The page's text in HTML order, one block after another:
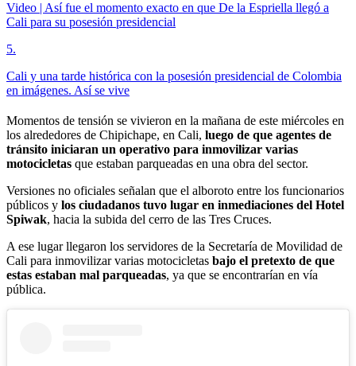
Video | Así fue el momento exacto en que De la Espriella llegó a
Cali para su posesión presidencial
5.
Cali y una tarde histórica con la posesión presidencial de Colombia
en imágenes. Así se vive
Momentos de tensión se vivieron en la mañana de este miércoles en
los alrededores de Chipichape, en Cali, luego de que agentes de
tránsito iniciaran un operativo para inmovilizar varias
motocicletas que estaban parqueadas en una obra del sector.
Versiones no oficiales señalan que el alboroto entre los funcionarios
públicos y los ciudadanos tuvo lugar en inmediaciones del Hotel
Spiwak, hacia la subida del cerro de las Tres Cruces.
A ese lugar llegaron los servidores de la Secretaría de Movilidad de
Cali para inmovilizar varias motocicletas bajo el pretexto de que
estas estaban mal parqueadas, ya que se encontrarían en vía
pública.